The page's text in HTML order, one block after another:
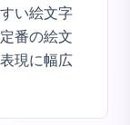
い絵文字
番の絵文
現に幅広